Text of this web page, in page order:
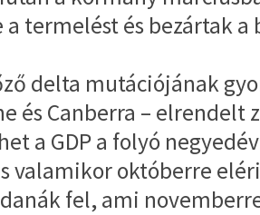
termelést és bezártak a
delta mutációjának
és Canberra –
a GDP a folyó
októberre
fel, ami